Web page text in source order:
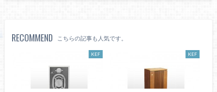
RECOMMEND こちらの記事も人気です。
KEF KEF